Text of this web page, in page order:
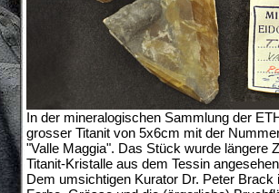
In der mineralogischen Sammlung der
grosser Titanit von 5x6cm mit der
"Valle Maggia". Das Stück wurde längere
Titanit-Kristalle aus dem Tessin
Dem umsichtigen Kurator Dr. Peter Brack